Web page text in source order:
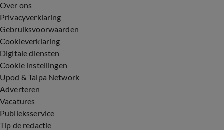
Over ons
Privacyverklaring
Gebruiksvoorwaarden
Cookieverklaring
Digitale diensten
Cookie instellingen
Upod & Talpa Network
Adverteren
Vacatures
Publieksservice
Tip de redactie